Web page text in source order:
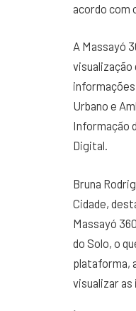
acordo com
A Massayó
Urbano e
Informação
Digital.
Bruna
Cidade,
Massayó
do Solo, o
plataforma,
visualizar as